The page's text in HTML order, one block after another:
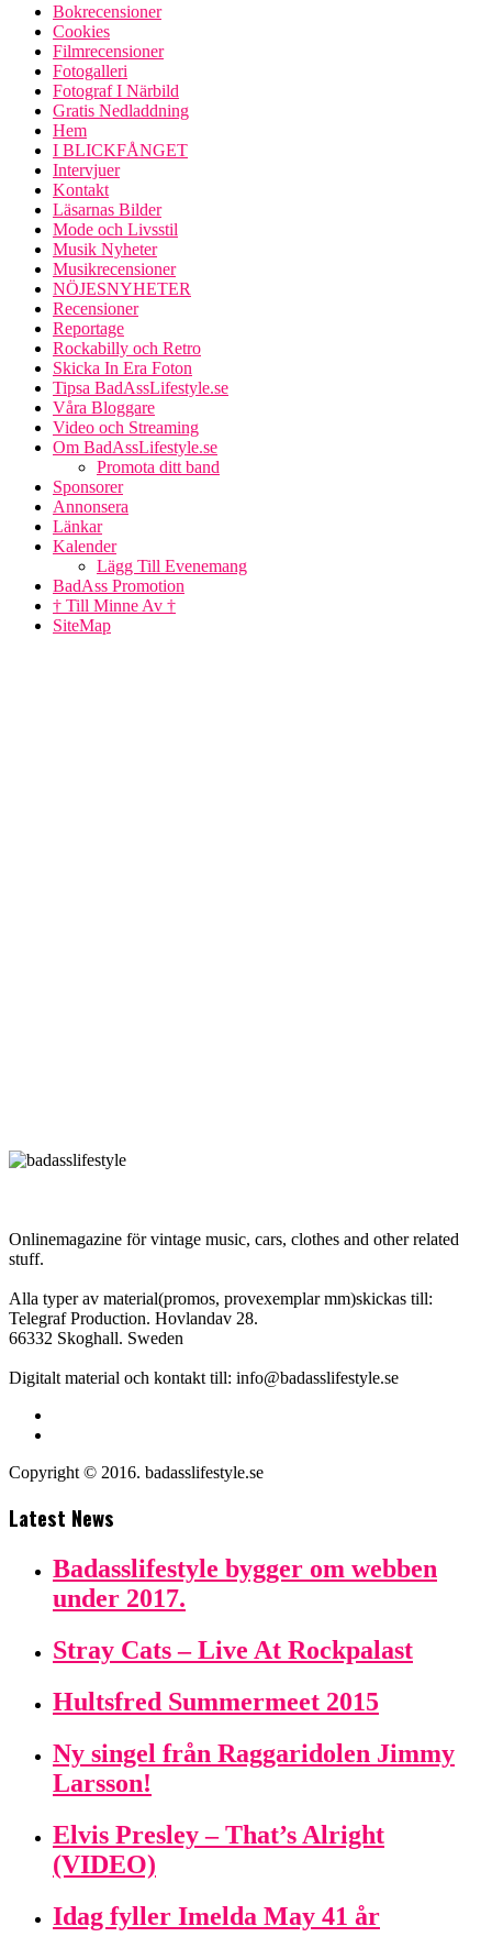
Bokrecensioner
Cookies
Filmrecensioner
Fotogalleri
Fotograf I Närbild
Gratis Nedladdning
Hem
I BLICKFÅNGET
Intervjuer
Kontakt
Läsarnas Bilder
Mode och Livsstil
Musik Nyheter
Musikrecensioner
NÖJESNYHETER
Recensioner
Reportage
Rockabilly och Retro
Skicka In Era Foton
Tipsa BadAssLifestyle.se
Våra Bloggare
Video och Streaming
Om BadAssLifestyle.se
Promota ditt band
Sponsorer
Annonsera
Länkar
Kalender
Lägg Till Evenemang
BadAss Promotion
† Till Minne Av †
SiteMap
Onlinemagazine för vintage music, cars, clothes and other related
stuff.
Alla typer av material(promos, provexemplar mm)skickas till:
Telegraf Production. Hovlandav 28.
66332 Skoghall. Sweden
Digitalt material och kontakt till: info@badasslifestyle.se
Copyright © 2016. badasslifestyle.se
Latest News
Badasslifestyle bygger om webben
under 2017.
Stray Cats – Live At Rockpalast
Hultsfred Summermeet 2015
Ny singel från Raggaridolen Jimmy
Larsson!
Elvis Presley – That’s Alright
(VIDEO)
Idag fyller Imelda May 41 år